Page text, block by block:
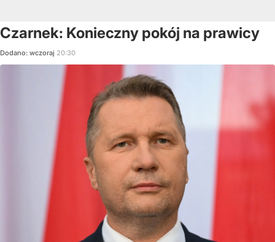
Czarnek: Konieczny pokój na prawicy
Dodano: wczoraj 20:30